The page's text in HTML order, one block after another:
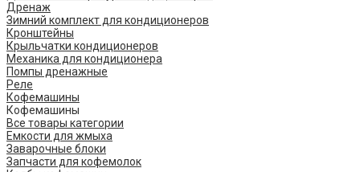
Дренаж
Зимний комплект для кондиционеров
Кронштейны
Крыльчатки кондиционеров
Механика для кондиционера
Помпы дренажные
Реле
Кофемашины
Кофемашины
Все товары категории
Емкости для жмыха
Заварочные блоки
Запчасти для кофемолок